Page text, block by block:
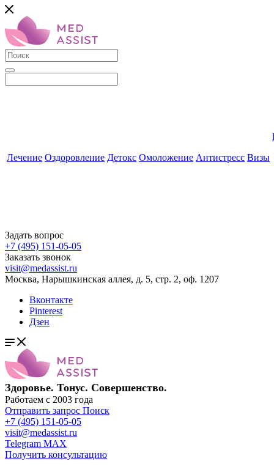
Лечение Оздоровление Детокс Омоложение Антистресс Визы
Задать вопрос
+7 (495) 151-05-05
Заказать звонок
visit@medassist.ru
Москва, Нарышкинская аллея, д. 5, стр. 2, оф. 1207
Вконтакте
Pinterest
Дзен
Здоровье. Тонус. Совершенство.
Работаем с 2003 года
Отправить запрос Поиск
+7 (495) 151-05-05
visit@medassist.ru
Telegram MAX
Получить консультацию